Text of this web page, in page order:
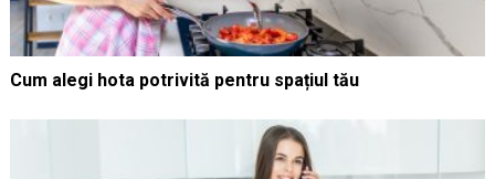
Cum alegi hota potrivită pentru spațiul tău